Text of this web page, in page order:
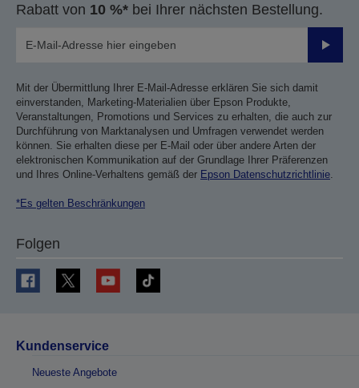
Rabatt von 10 %* bei Ihrer nächsten Bestellung.
Mit der Übermittlung Ihrer E-Mail-Adresse erklären Sie sich damit
einverstanden, Marketing-Materialien über Epson Produkte,
Veranstaltungen, Promotions und Services zu erhalten, die auch zur
Durchführung von Marktanalysen und Umfragen verwendet werden
können. Sie erhalten diese per E-Mail oder über andere Arten der
elektronischen Kommunikation auf der Grundlage Ihrer Präferenzen
und Ihres Online-Verhaltens gemäß der Epson Datenschutzrichtlinie
*Es gelten Beschränkungen
Folgen
Kundenservice
Neueste Angebote